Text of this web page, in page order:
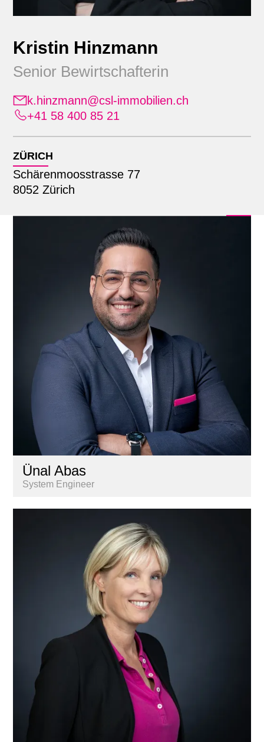
Kristin Hinzmann
Senior Bewirtschafterin
k.hinzmann@csl-immobilien.ch
+41 58 400 85 21
ZÜRICH
Schärenmoosstrasse 77
8052 Zürich
Alle
Administration
Bauherrendienstleistungen
Erweiterte Geschäftsleitung
Finanz- & Rechnungswesen
Liegenschaftenbuchhaltung
Marketing & Kommunikation
Personal
Research & Marktanalyse
Vermarktung
Standort
Alle
Ünal Abas
System Engineer